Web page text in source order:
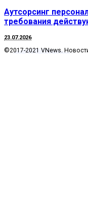
Аутсорсинг
требования
23.07.2026
©2017-2021 VNews.